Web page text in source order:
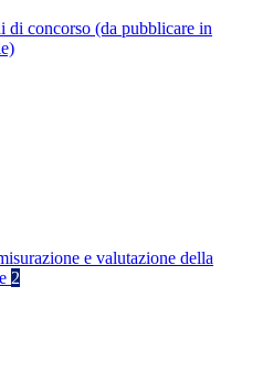
di concorso (da pubblicare in
e valutazione della
2